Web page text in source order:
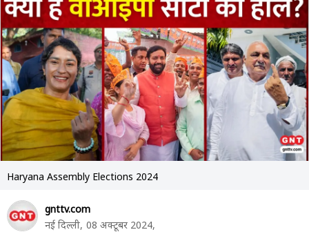
Haryana Assembly Elections 2024
gnttv.com
नई दिल्ली, 08 अक्टूबर 2024,